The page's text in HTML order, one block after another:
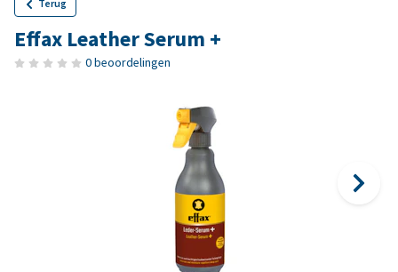
Terug
Effax Leather Serum +
0 beoordelingen